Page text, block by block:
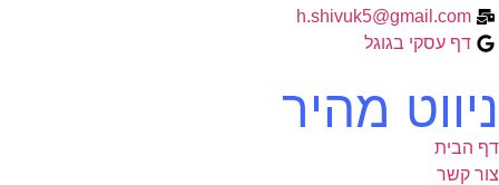
h.shivuk5@gmail.com
דף עסקי בגוגל
ניווט מהיר
דף הבית
צור קשר